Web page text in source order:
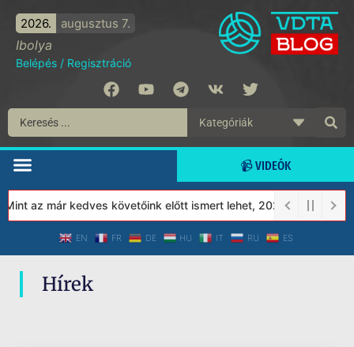
2026. augusztus 7.
Ibolya
Belépés / Regisztráció
📹 VIDEÓK
az már kedves követőink előtt ismert lehet, 2023-tól a
EN FR DE HU IT RU ES
Hírek